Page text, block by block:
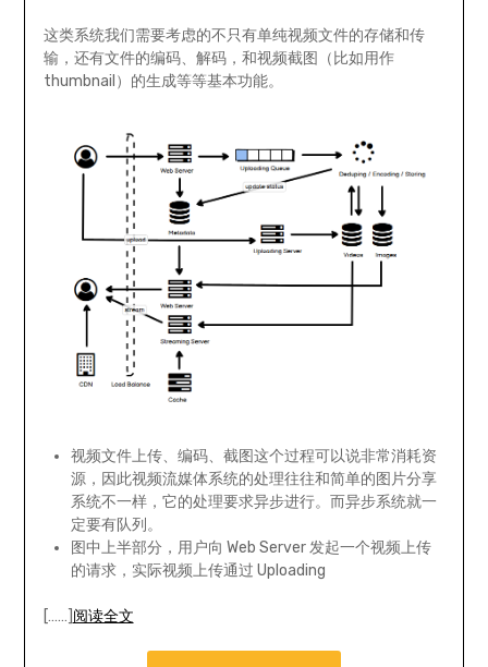
这类系统我们需要考虑的不只有单纯视频文件的存储和传
输，还有文件的编码、解码，和视频截图（比如用作
thumbnail）的生成等等基本功能。
视频文件上传、编码、截图这个过程可以说非常消耗资
源，因此视频流媒体系统的处理往往和简单的图片分享
系统不一样，它的处理要求异步进行。而异步系统就一
定要有队列。
图中上半部分，用户向 Web Server 发起一个视频上传
的请求，实际视频上传通过 Uploading
[……] 阅读全文